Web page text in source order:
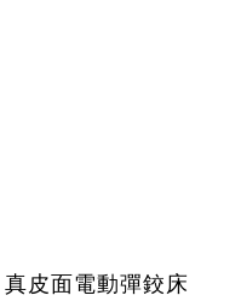
真皮面電動彈鉸床